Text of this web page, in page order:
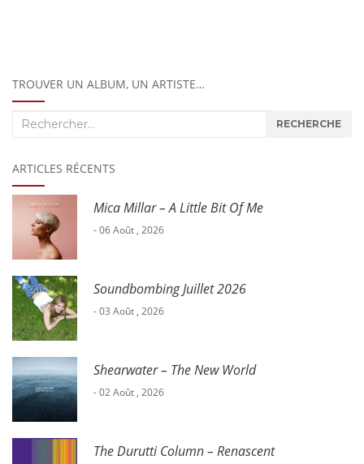
TROUVER UN ALBUM, UN ARTISTE…
Recherche
RECHERCHE
ARTICLES RÉCENTS
Mica Millar – A Little Bit Of Me
- 06 Août , 2026
Soundbombing Juillet 2026
- 03 Août , 2026
Shearwater – The New World
- 02 Août , 2026
The Durutti Column – Renascent